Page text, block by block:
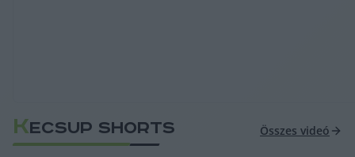
KECSUP SHORTS Összes videó